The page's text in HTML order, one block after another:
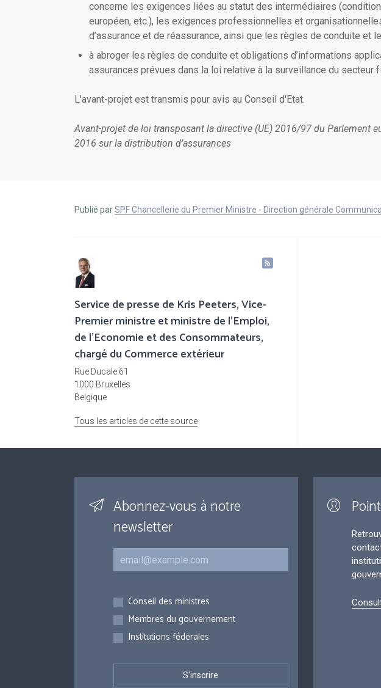
concerne les exigences liées au statut des intermédiaires
européen, etc.), les exigences professionnelles et
d’assurance et de réassurance, ainsi que les règles de conduite et
à abroger les règles de conduite et obligations d’informations
assurances prévues dans la loi relative à la surveillance du secteur
L'avant-projet est transmis pour avis au Conseil d'Etat.
Avant-projet de loi transposant la directive (UE) 2016/97 du Parlement
2016 sur la distribution d’assurances
Publié parSPF Chancellerie du Premier Ministre - Direction générale
Service de presse de Kris Peeters, Vice-
Premier ministre et ministre de l'Emploi,
de l'Economie et des Consommateurs,
chargé du Commerce extérieur
Rue Ducale 61
1000 Bruxelles
Belgique
Tous les articles de cette source
Abonnez-vous à notre
newsletter
Courriel
Inscriptions
Conseil des ministres
Membres du gouvernement
Institutions fédérales